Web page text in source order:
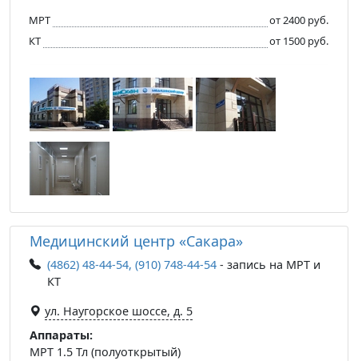
МРТ
от 2400 руб.
КТ
от 1500 руб.
Медицинский центр «Сакара»
(4862) 48-44-54, (910) 748-44-54 - запись на МРТ и
КТ
ул. Наугорское шоссе, д. 5
Аппараты:
МРТ 1.5 Тл (полуоткрытый)